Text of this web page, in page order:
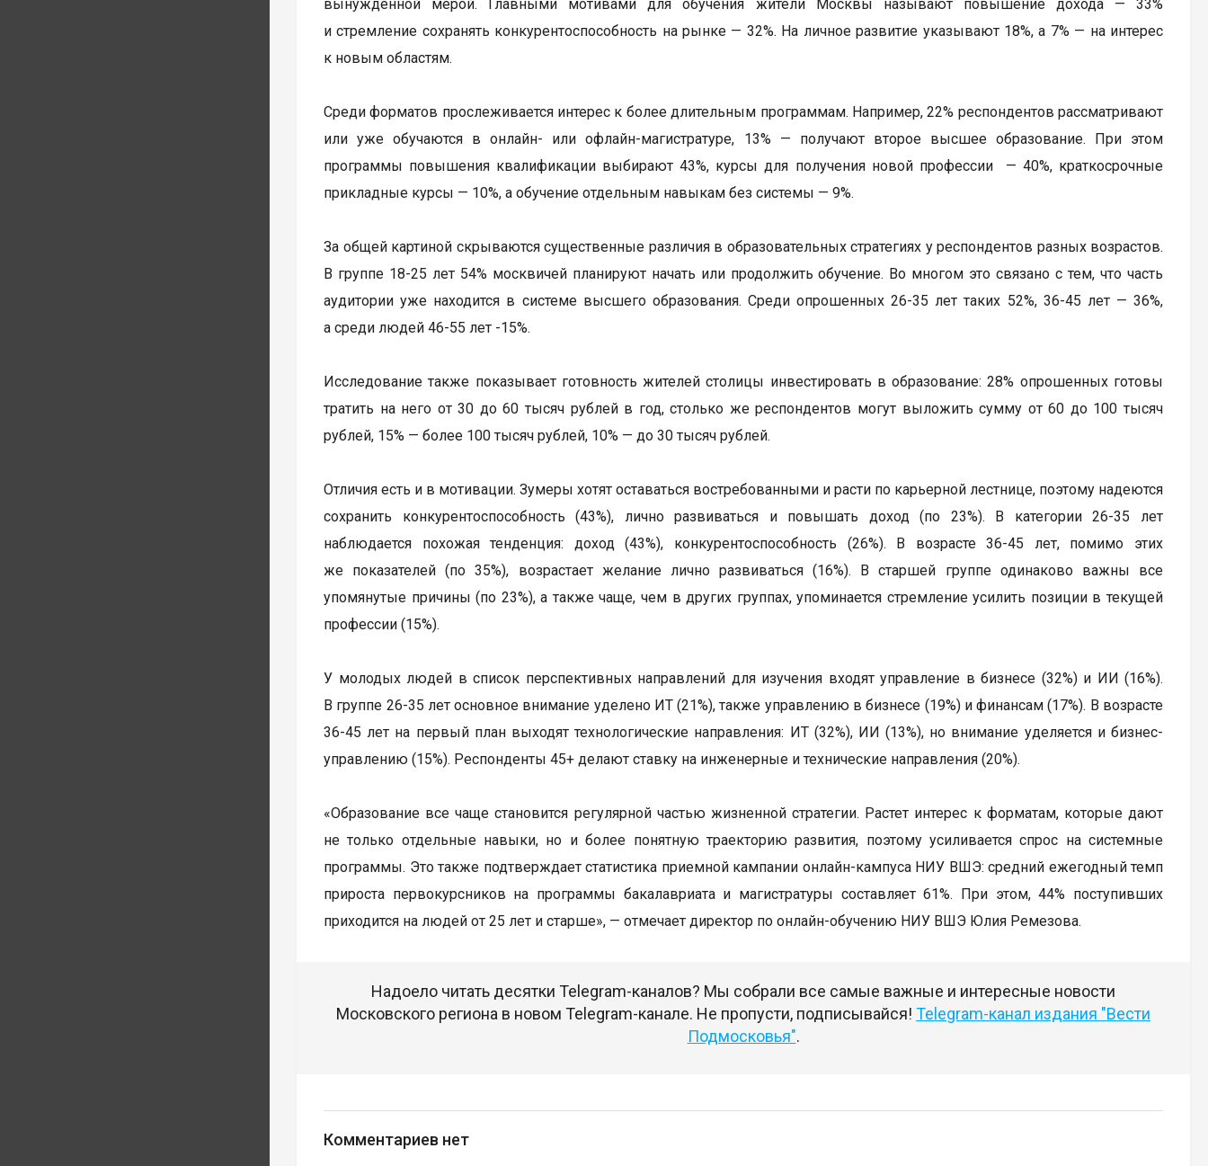
вынужденной мерой. Главными мотивами для обучения жители Москвы называют повышение дохода — 33%
и стремление сохранять конкурентоспособность на рынке — 32%. На личное развитие указывают 18%, а 7% — на интерес
к новым областям.
Среди форматов прослеживается интерес к более длительным программам. Например, 22% респондентов рассматривают
или уже обучаются в онлайн- или офлайн-магистратуре, 13% — получают второе высшее образование. При этом
программы повышения квалификации выбирают 43%, курсы для получения новой профессии — 40%, краткосрочные
прикладные курсы — 10%, а обучение отдельным навыкам без системы — 9%.
За общей картиной скрываются существенные различия в образовательных стратегиях у респондентов разных возрастов.
В группе 18-25 лет 54% москвичей планируют начать или продолжить обучение. Во многом это связано с тем, что часть
аудитории уже находится в системе высшего образования. Среди опрошенных 26-35 лет таких 52%, 36-45 лет — 36%,
а среди людей 46-55 лет -15%.
Исследование также показывает готовность жителей столицы инвестировать в образование: 28% опрошенных готовы
тратить на него от 30 до 60 тысяч рублей в год, столько же респондентов могут выложить сумму от 60 до 100 тысяч
рублей, 15% — более 100 тысяч рублей, 10% — до 30 тысяч рублей.
Отличия есть и в мотивации. Зумеры хотят оставаться востребованными и расти по карьерной лестнице, поэтому надеются
сохранить конкурентоспособность (43%), лично развиваться и повышать доход (по 23%). В категории 26-35 лет
наблюдается похожая тенденция: доход (43%), конкурентоспособность (26%). В возрасте 36-45 лет, помимо этих
же показателей (по 35%), возрастает желание лично развиваться (16%). В старшей группе одинаково важны все
упомянутые причины (по 23%), а также чаще, чем в других группах, упоминается стремление усилить позиции в текущей
профессии (15%).
У молодых людей в список перспективных направлений для изучения входят управление в бизнесе (32%) и ИИ (16%).
В группе 26-35 лет основное внимание уделено ИТ (21%), также управлению в бизнесе (19%) и финансам (17%). В возрасте
36-45 лет на первый план выходят технологические направления: ИТ (32%), ИИ (13%), но внимание уделяется и бизнес-
управлению (15%). Респонденты 45+ делают ставку на инженерные и технические направления (20%).
«Образование все чаще становится регулярной частью жизненной стратегии. Растет интерес к форматам, которые дают
не только отдельные навыки, но и более понятную траекторию развития, поэтому усиливается спрос на системные
программы. Это также подтверждает статистика приемной кампании онлайн-кампуса НИУ ВШЭ: средний ежегодный темп
прироста первокурсников на программы бакалавриата и магистратуры составляет 61%. При этом, 44% поступивших
приходится на людей от 25 лет и старше», — отмечает директор по онлайн-обучению НИУ ВШЭ Юлия Ремезова.
Надоело читать десятки Telegram-каналов? Мы собрали все самые важные и интересные новости
Московского региона в новом Telegram-канале. Не пропусти, подписывайся! Telegram-канал издания "Вести
Подмосковья".
Комментариев нет